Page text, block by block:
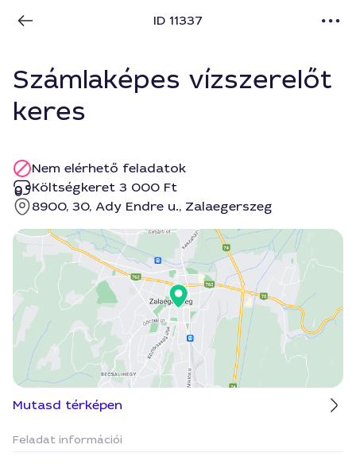
ID 11337
Számlaképes vízszerelőt
keres
Nem elérhető feladatok
Költségkeret 3 000 Ft
8900, 30, Ady Endre u., Zalaegerszeg
Mutasd térképen
Feladat információi